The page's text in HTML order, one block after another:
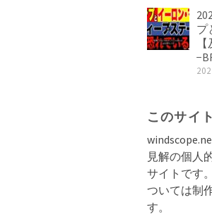
プ
このサイ
見解の個人
サイトです
ついては制
す。